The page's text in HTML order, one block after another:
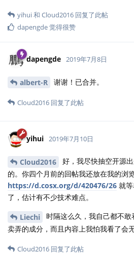
yihui和 Cloud2016 回复了此帖
dapengde觉得很赞
dapengde 2019年7月8日
albert-R 谢谢！已合并。
Cloud2016 回复了此帖
yihui 2019年7月10日
Cloud2016
好，我尽快抽空开源
的。你四个月前的回帖我还放在我的浏
https://d.cosx.org/d/420476/26 就
了，估计有不少技术难点。
Liechi
时隔这么久，我自己都不
卖弄的成分，而且内容上我怕我看了会无
Cloud2016 回复了此帖